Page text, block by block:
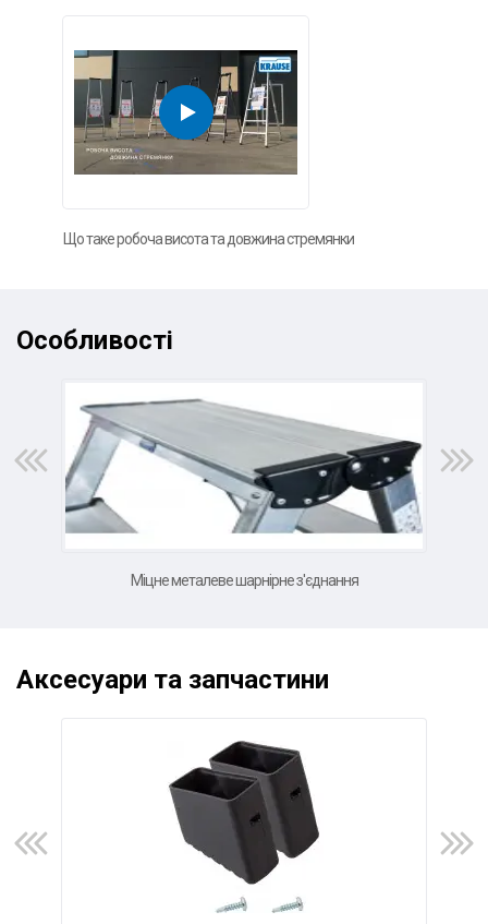
Що таке робоча висота та довжина стремянки
Особливості
Міцне металеве шарнірне з'єднання
Аксесуари та запчастини